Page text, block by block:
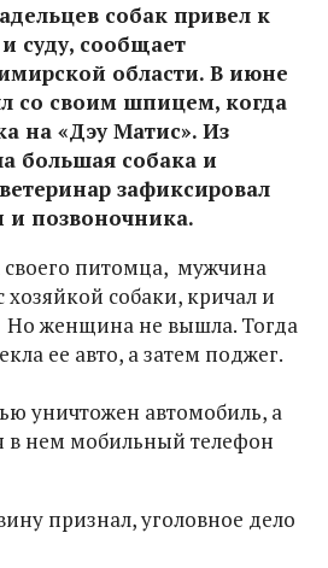
собак привел к
суду, сообщает
области. В июне
со своим шпицем, когда
на «Дэу Матис». Из
большая собака и
зафиксировал
позвоночника.
своего питомца, мужчина
собаки, кричал и
Но женщина не вышла. Тогда
ее авто, а затем поджег.
уничтожен автомобиль, а
в нем мобильный телефон
признал, уголовное дело